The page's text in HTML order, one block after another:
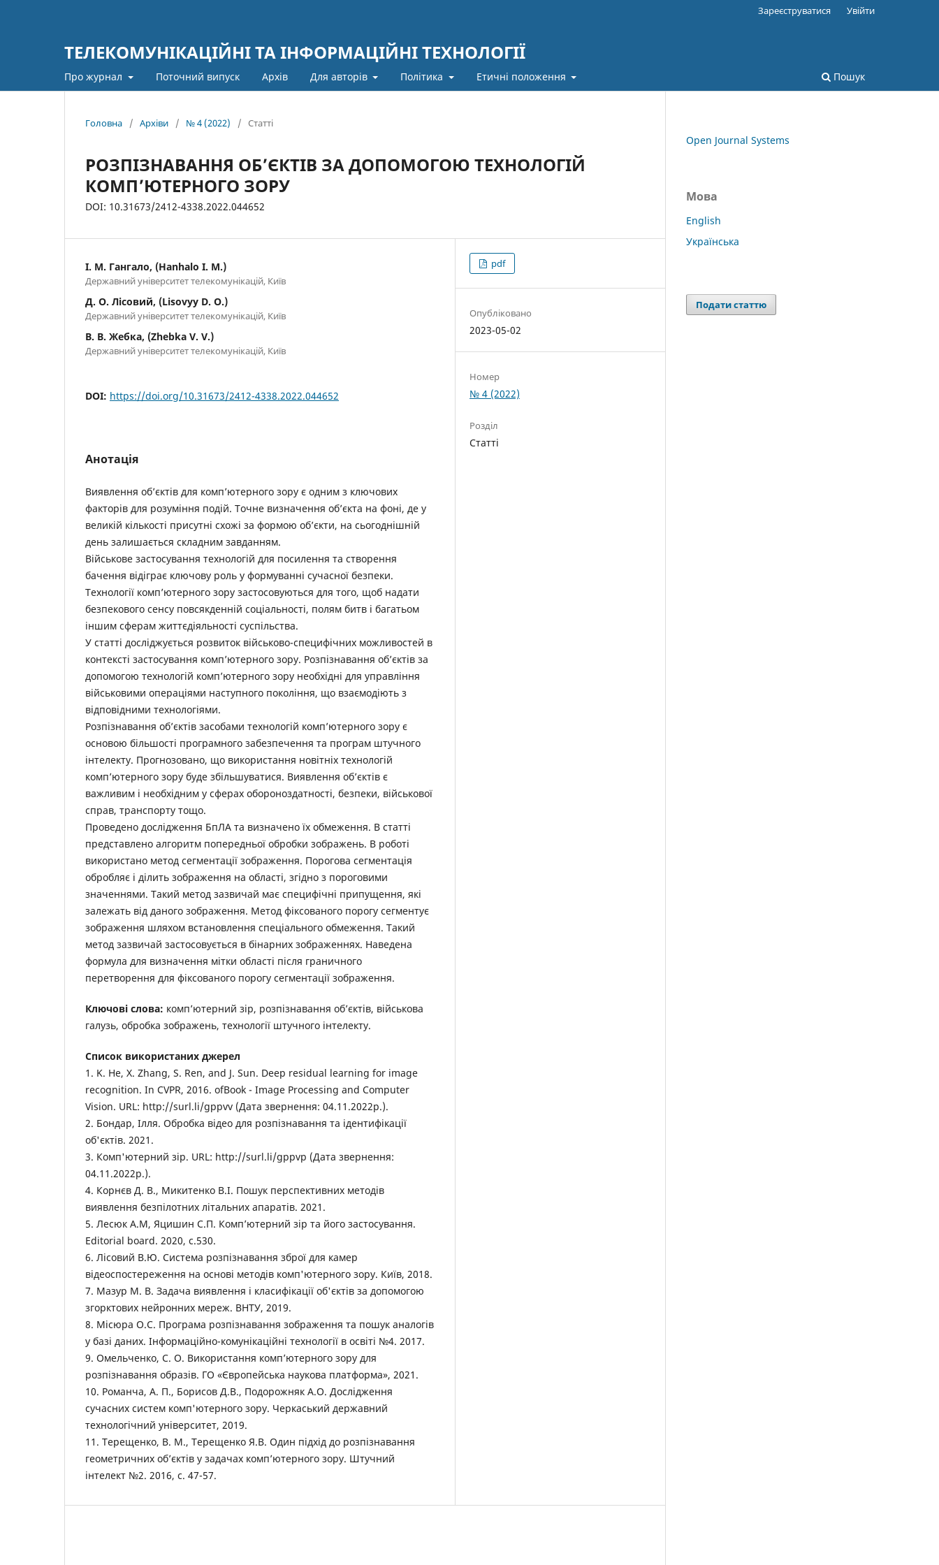
ТЕЛЕКОМУНІКАЦІЙНІ ТА ІНФОРМАЦІЙНІ ТЕХНОЛОГІЇ
Про журнал Поточний випуск Архів Для авторів Політика Етичні положення Пошук
Зареєструватися Увійти
Головна / Архіви / № 4 (2022) / Статті
РОЗПІЗНАВАННЯ ОБ’ЄКТІВ ЗА ДОПОМОГОЮ ТЕХНОЛОГІЙ
КОМП’ЮТЕРНОГО ЗОРУ
DOI: 10.31673/2412-4338.2022.044652
І. М. Гангало, (Hanhalo I. M.)
Державний університет телекомунікацій, Київ
Д. О. Лісовий, (Lisovyy D. O.)
Державний університет телекомунікацій, Київ
В. В. Жебка, (Zhebka V. V.)
Державний університет телекомунікацій, Київ
DOI: https://doi.org/10.31673/2412-4338.2022.044652
Анотація
Виявлення об’єктів для комп’ютерного зору є одним з ключових
факторів для розуміння подій. Точне визначення об’єкта на фоні, де у
великій кількості присутні схожі за формою об’єкти, на сьогоднішній
день залишається складним завданням.
Військове застосування технологій для посилення та створення
бачення відіграє ключову роль у формуванні сучасної безпеки.
Технології комп’ютерного зору застосовуються для того, щоб надати
безпекового сенсу повсякденній соціальності, полям битв і багатьом
іншим сферам життєдіяльності суспільства.
У статті досліджується розвиток військово-специфічних можливостей в
контексті застосування комп’ютерного зору. Розпізнавання об’єктів за
допомогою технологій комп’ютерного зору необхідні для управління
військовими операціями наступного покоління, що взаємодіють з
відповідними технологіями.
Розпізнавання об’єктів засобами технологій комп’ютерного зору є
основою більшості програмного забезпечення та програм штучного
інтелекту. Прогнозовано, що використання новітніх технологій
комп’ютерного зору буде збільшуватися. Виявлення об’єктів є
важливим і необхідним у сферах обороноздатності, безпеки, військової
справ, транспорту тощо.
Проведено дослідження БпЛА та визначено їх обмеження. В статті
представлено алгоритм попередньої обробки зображень. В роботі
використано метод сегментації зображення. Порогова сегментація
обробляє і ділить зображення на області, згідно з пороговими
значеннями. Такий метод зазвичай має специфічні припущення, які
залежать від даного зображення. Метод фіксованого порогу сегментує
зображення шляхом встановлення спеціального обмеження. Такий
метод зазвичай застосовується в бінарних зображеннях. Наведена
формула для визначення мітки області після граничного
перетворення для фіксованого порогу сегментації зображення.
Ключові слова: комп’ютерний зір, розпізнавання об’єктів, військова
галузь, обробка зображень, технології штучного інтелекту.
Список використаних джерел
1. K. He, X. Zhang, S. Ren, and J. Sun. Deep residual learning for image
recognition. In CVPR, 2016. ofBook - Image Processing and Computer
Vision. URL: http://surl.li/gppvv (Дата звернення: 04.11.2022р.).
2. Бондар, Ілля. Обробка відео для розпізнавання та ідентифікації
об'єктів. 2021.
3. Комп'ютерний зір. URL: http://surl.li/gppvp (Дата звернення:
04.11.2022р.).
4. Корнєв Д. В., Микитенко В.І. Пошук перспективних методів
виявлення безпілотних літальних апаратів. 2021.
5. Лесюк А.М, Яцишин С.П. Комп’ютерний зір та його застосування.
Editorial board. 2020, с.530.
6. Лісовий В.Ю. Система розпізнавання зброї для камер
відеоспостереження на основі методів комп'ютерного зору. Київ, 2018.
7. Мазур М. В. Задача виявлення і класифікації об'єктів за допомогою
згорктових нейронних мереж. ВНТУ, 2019.
8. Місюра О.С. Програма розпізнавання зображення та пошук аналогів
у базі даних. Інформаційно-комунікаційні технології в освіті №4. 2017.
9. Омельченко, С. О. Використання комп’ютерного зору для
розпізнавання образів. ГО «Європейська наукова платформа», 2021.
10. Романча, А. П., Борисов Д.В., Подорожняк А.О. Дослідження
сучасних систем комп'ютерного зору. Черкаський державний
технологічний університет, 2019.
11. Терещенко, В. М., Терещенко Я.В. Один підхід до розпізнавання
геометричних об’єктів у задачах комп’ютерного зору. Штучний
інтелект №2. 2016, с. 47-57.
pdf
Опубліковано
2023-05-02
Номер
№ 4 (2022)
Розділ
Статті
Open Journal Systems
Мова
English
Українська
Подати статтю